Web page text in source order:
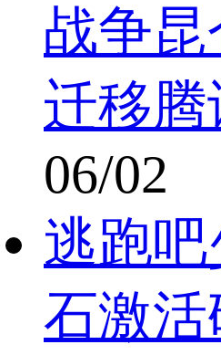
战争
迁移腾
06/02
逃跑
石激活